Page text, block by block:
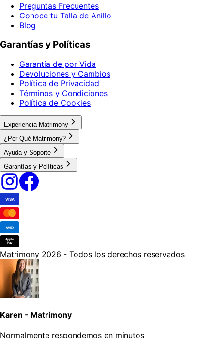
Preguntas Frecuentes
Conoce tu Talla de Anillo
Blog
Garantías y Políticas
Garantía de por Vida
Devoluciones y Cambios
Política de Privacidad
Términos y Condiciones
Política de Cookies
Experiencia Matrimony
¿Por Qué Matrimony?
Ayuda y Soporte
Garantías y Políticas
VISA
AMEX
Apple
Pay
Matrimony 2026 - Todos los derechos reservados
Karen - Matrimony
Normalmente respondemos en minutos